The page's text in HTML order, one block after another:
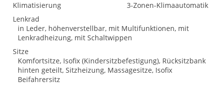
Klimatisierung
3-Zonen-Klimaautomatik
Lenkrad
in Leder, höhenverstellbar, mit Multifunktionen, mit
Lenkradheizung, mit Schaltwippen
Sitze
Komfortsitze, Isofix (Kindersitzbefestigung), Rücksitzbank
hinten geteilt, Sitzheizung, Massagesitze, Isofix
Beifahrersitz